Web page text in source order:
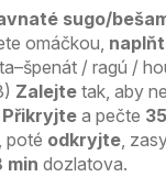
sugo/
omáčkou,
/ ragú /
Zalejte tak, aby
Přikryjte a pečte
, poté odkryjte ,
min dozlatova.